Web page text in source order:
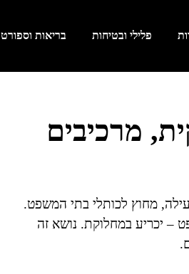
פלילי ובטיחות בריאות וספורט
מרכיבים
מחוץ לכותלי בתי המשפט.
– יכריע במחלוקת. נושא זה